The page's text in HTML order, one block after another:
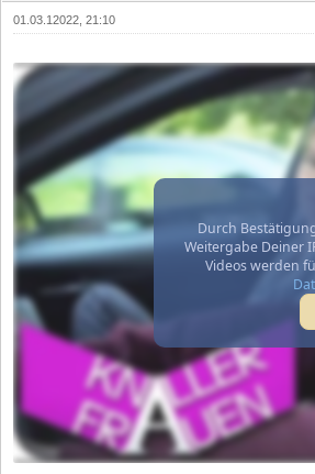
01.03.12022, 21:10
Durch
Weitergabe Deiner
Videos werden